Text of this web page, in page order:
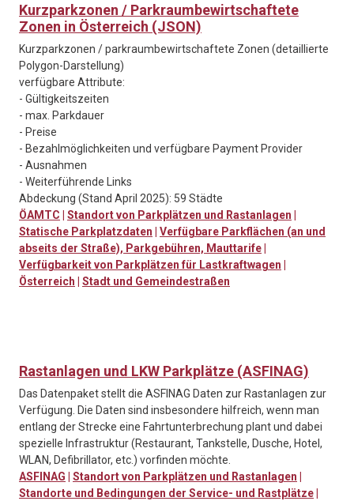
Kurzparkzonen / Parkraumbewirtschaftete
Zonen in Österreich (JSON)
Kurzparkzonen / parkraumbewirtschaftete Zonen (detaillierte
Polygon-Darstellung)
verfügbare Attribute:
- Gültigkeitszeiten
- max. Parkdauer
- Preise
- Bezahlmöglichkeiten und verfügbare Payment Provider
- Ausnahmen
- Weiterführende Links
Abdeckung (Stand April 2025): 59 Städte
ÖAMTC
Standort von Parkplätzen und Rastanlagen
Statische Parkplatzdaten
Verfügbare Parkflächen (an und
abseits der Straße), Parkgebühren, Mauttarife
Verfügbarkeit von Parkplätzen für Lastkraftwagen
Österreich
Stadt und Gemeindestraßen
Rastanlagen und LKW Parkplätze (ASFINAG)
Das Datenpaket stellt die ASFINAG Daten zur Rastanlagen zur
Verfügung. Die Daten sind insbesondere hilfreich, wenn man
entlang der Strecke eine Fahrtunterbrechung plant und dabei
spezielle Infrastruktur (Restaurant, Tankstelle, Dusche, Hotel,
WLAN, Defibrillator, etc.) vorfinden möchte.
ASFINAG
Standort von Parkplätzen und Rastanlagen
Standorte und Bedingungen der Service- und Rastplätze